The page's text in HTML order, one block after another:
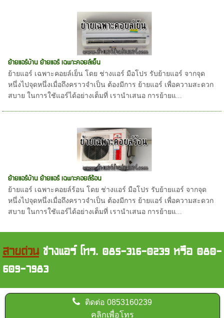
ย้ายแอร์บ้าน ย้ายแอร์ เฉพาะคอยล์เย็น
ย้ายแอร์ เฉพาะคอยล์เย็น โดย ช่างแอร์ มือโปร รับย้ายแอร์ จากจุด
หนึ่งไปจุดหนึ่งเมื่อถึงคราวจำเป็น ต้องมีการ ย้ายแอร์ เพื่อความสะดวก
สบาย ในการใชัแอร์ได้อย่างเต็มที่ เรานำเสนอ การย้ายแ...
ย้ายแอร์บ้าน ย้ายแอร์ เฉพาะคอยล์ร้อน
ย้ายแอร์ เฉพาะคอยล์ร้อน โดย ช่างแอร์ มือโปร รับย้ายแอร์ จากจุด
หนึ่งไปจุดหนึ่งเมื่อถึงคราวจำเป็น ต้องมีการ ย้ายแอร์ เพื่อความสะดวก
สบาย ในการใชัแอร์ได้อย่างเต็มที่ เรานำเสนอ การย้ายแ...
สายด่วนช่างแอร์ โทร. 085-316-0239 หรือ 080-
609-7983
ติดต่อ0853160239
คลิกเพื่อโทร